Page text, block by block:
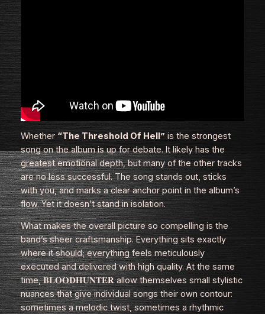
Whether “The Threshold Of Hell”is the strongest
song on the album is up for debate. It likely has the
greatest emotional depth, but many of the other tracks
are no less successful. The song stands out, sticks
with you, and marks a clear anchor point in the album’s
flow. Yet it doesn’t stand in isolation.
What makes the overall picture so compelling is the
band’s sheer craftsmanship. Everything sits exactly
where it should; everything feels meticulously
executed and delivered with high quality. At the same
time, 𝐁𝐋𝐎𝐎𝐃𝐇𝐔𝐍𝐓𝐄𝐑 allow themselves small stylistic
nuances that give individual songs their own contour:
sometimes a melodic twist, sometimes a rhythmic